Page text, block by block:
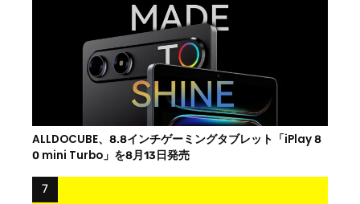
ALLDOCUBE、8.8インチゲーミングタブレット「iPlay 8
0 mini Turbo」を8月13日発売